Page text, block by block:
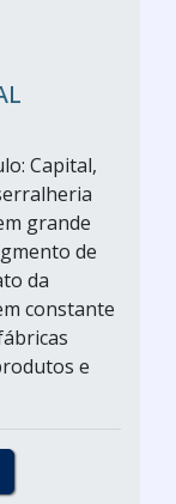
Capital,
grande
de
da
constante
e